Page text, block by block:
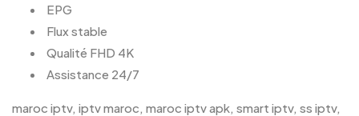
EPG
Flux stable
Qualité FHD 4K
Assistance 24/7
maroc iptv, iptv maroc, maroc iptv apk, smart iptv, ss iptv,